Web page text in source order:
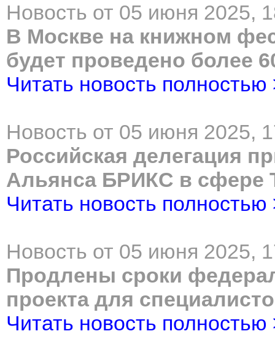
Новость от 05 июня 2025,
В Москве на книжном
будет проведено более
Читать новость полностью
Новость от 05 июня 2025,
Российская делегация
Альянса БРИКС в сфере
Читать новость полностью
Новость от 05 июня 2025,
Продлены сроки
проекта для
Читать новость полностью